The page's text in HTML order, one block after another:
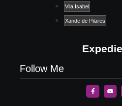
Vila Isabel
Xande de Pilares
Follow Me